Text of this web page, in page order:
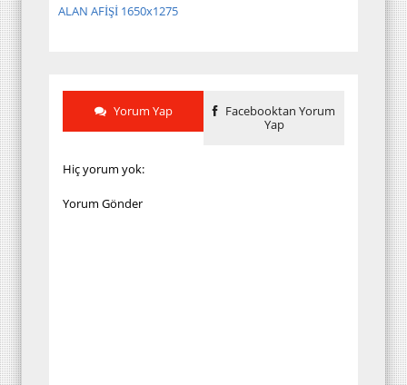
ALAN AFİŞİ 1650x1275
Yorum Yap
Facebooktan Yorum
Yap
Hiç yorum yok:
Yorum Gönder